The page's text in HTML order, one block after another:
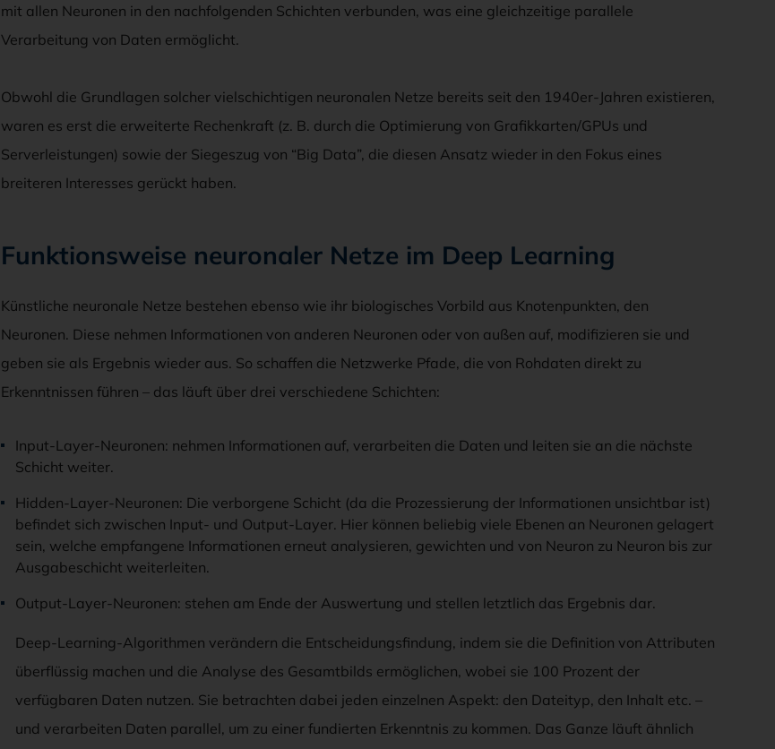
mit allen Neuronen in den nachfolgenden Schichten verbunden, was eine gleichzeitige parallele
Verarbeitung von Daten ermöglicht.
Obwohl die Grundlagen solcher vielschichtigen neuronalen Netze bereits seit den 1940er-Jahren existieren,
waren es erst die erweiterte Rechenkraft (z. B. durch die Optimierung von Grafikkarten/GPUs und
Serverleistungen) sowie der Siegeszug von “Big Data”, die diesen Ansatz wieder in den Fokus eines
breiteren Interesses gerückt haben.
Funktionsweise neuronaler Netze im Deep Learning
Künstliche neuronale Netze bestehen ebenso wie ihr biologisches Vorbild aus Knotenpunkten, den
Neuronen. Diese nehmen Informationen von anderen Neuronen oder von außen auf, modifizieren sie und
geben sie als Ergebnis wieder aus. So schaffen die Netzwerke Pfade, die von Rohdaten direkt zu
Erkenntnissen führen – das läuft über drei verschiedene Schichten:
Input-Layer-Neuronen: nehmen Informationen auf, verarbeiten die Daten und leiten sie an die nächste
Schicht weiter.
Hidden-Layer-Neuronen: Die verborgene Schicht (da die Prozessierung der Informationen unsichtbar ist)
befindet sich zwischen Input- und Output-Layer. Hier können beliebig viele Ebenen an Neuronen gelagert
sein, welche empfangene Informationen erneut analysieren, gewichten und von Neuron zu Neuron bis zur
Ausgabeschicht weiterleiten.
Output-Layer-Neuronen: stehen am Ende der Auswertung und stellen letztlich das Ergebnis dar.
Deep-Learning-Algorithmen verändern die Entscheidungsfindung, indem sie die Definition von Attributen
überflüssig machen und die Analyse des Gesamtbilds ermöglichen, wobei sie 100 Prozent der
verfügbaren Daten nutzen. Sie betrachten dabei jeden einzelnen Aspekt: den Dateityp, den Inhalt etc. –
und verarbeiten Daten parallel, um zu einer fundierten Erkenntnis zu kommen. Das Ganze läuft ähnlich